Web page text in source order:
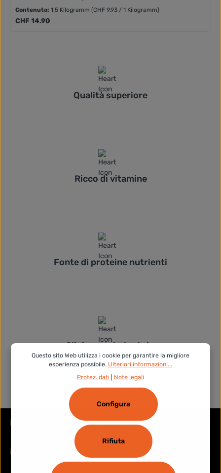
base di pollo è senza grano.
Contenuto:1.5 Kilogramm(CHF 9.93 / 1 Kilogramm)
Prezzo normale:
CHF 14.90
Qualità superiore
Ricco di vitamine
Fonte di proteine nutrienti
Clinicamente testato
Linea telefonica di assistenza
Note legali
Questo sito Web utilizza i cookie per garantire la migliore
esperienza possibile. Ulteriori informazioni...
Protez. dati
Note legali
Rifiuta
Configura